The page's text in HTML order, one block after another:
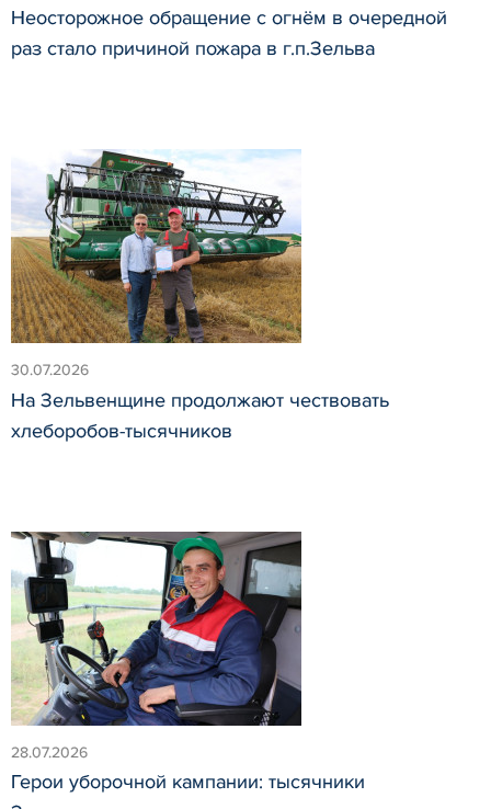
Неосторожное обращение с огнём в очередной
раз стало причиной пожара в г.п.Зельва
30.07.2026
На Зельвенщине продолжают чествовать
хлеборобов-тысячников
28.07.2026
Герои уборочной кампании: тысячники